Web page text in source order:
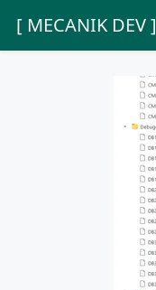
[ MECANIK DEV ]